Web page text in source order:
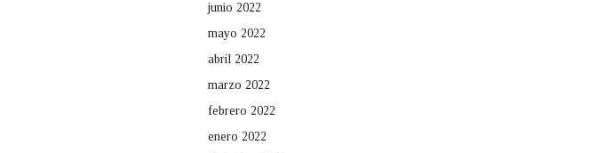
junio 2022
mayo 2022
abril 2022
marzo 2022
febrero 2022
enero 2022